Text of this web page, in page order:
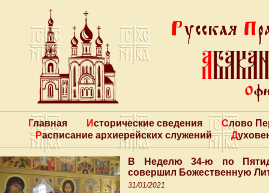
Главная Исторические сведения
Слово
Расписание архиерейских служений
В Неделю 34-ю по
совершил Божественную
31/01/2021